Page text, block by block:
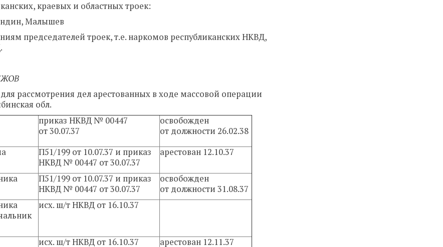
краевых и областных троек:
Малышев
председателей троек, т.е. наркомов республиканских НКВД,
рассмотрения дел арестованных в ходе массовой операции
обл.
приказ НКВД № 00447
от 30.07.37
освобожден
от должности 26.02.38
П51/199 от 10.07.37 и приказ
НКВД № 00447 от 30.07.37
арестован 12.10.37
П51/199 от 10.07.37 и приказ
НКВД № 00447 от 30.07.37
освобожден
от должности 31.08.37
исх. ш/т НКВД от 16.10.37
исх. ш/т НКВД от 16.10.37 арестован 12.11.37